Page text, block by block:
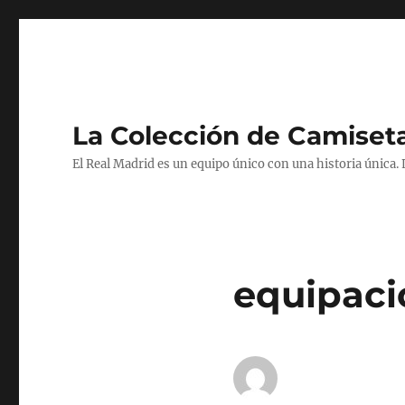
La Colección de
El Real Madrid es un equipo único con una historia